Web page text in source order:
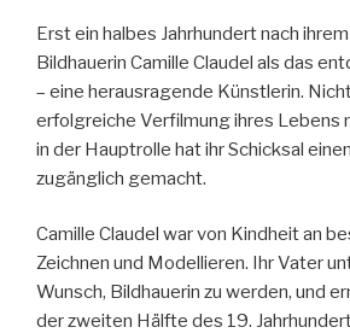
Erst ein halbes Jahrhundert nach
Bildhauerin Camille Claudel als das
– eine herausragende Künstlerin.
erfolgreiche Verfilmung ihres Lebens
in der Hauptrolle hat ihr Schicksal
zugänglich gemacht.
Camille Claudel war von Kindheit an
Zeichnen und Modellieren. Ihr Vater
Wunsch, Bildhauerin zu werden, und
der zweiten Hälfte des 19.